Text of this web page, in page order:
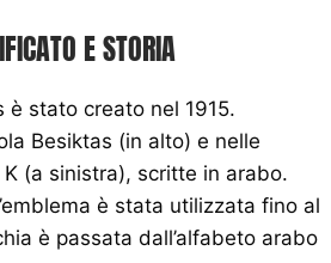
E STORIA
è stato creato nel 1915.
Besiktas (in alto) e nelle
(a sinistra), scritte in arabo.
è stata utilizzata fino al
è passata dall’alfabeto arabo